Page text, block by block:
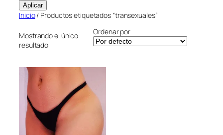
o
í
a
Aplicar
Inicio/ Productos etiquetados “transexuales”
Mostrando el único
resultado
Ordenar por